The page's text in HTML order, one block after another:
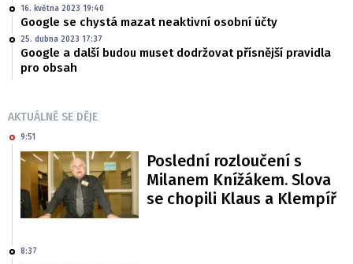
16. května 2023 19:40
Google se chystá mazat neaktivní osobní účty
25. dubna 2023 17:37
Google a další budou muset dodržovat přísnější pravidla
pro obsah
AKTUÁLNĚ SE DĚJE
9:51
Poslední rozloučení s
Milanem Knížákem. Slova
se chopili Klaus a Klempíř
8:37